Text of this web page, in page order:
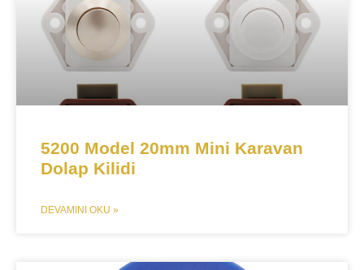
5200 Model 20mm Mini Karavan
Dolap Kilidi
DEVAMINI OKU »